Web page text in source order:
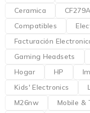
Ceramica
CF279A
Compatibles
Facturación
Gaming Headsets
Hogar
HP
Kids' Electronics
M26nw
Mobile &